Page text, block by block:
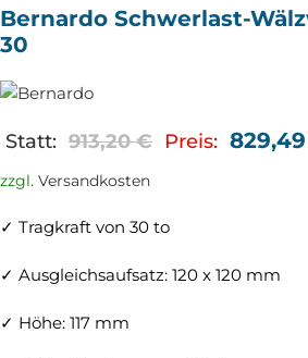
Bernardo Schwerlast-
30
Statt: 913,20€ Preis: 829,49
zzgl. Versandkosten
✓ Tragkraft von 30 to
✓ Ausgleichsaufsatz: 120 x 120 mm
✓ Höhe: 117 mm